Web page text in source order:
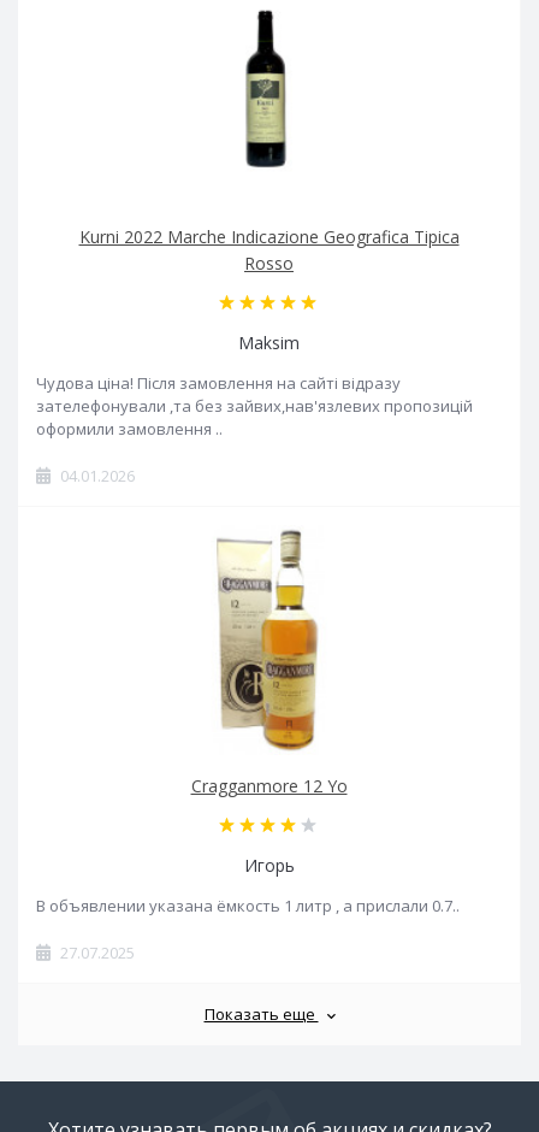
Kurni 2022 Marche Indicazione Geografica Tipica
Rosso
Maksim
Чудова ціна! Після замовлення на сайті відразу
зателефонували ,та без зайвих,нав'язлевих пропозицій
оформили замовлення ..
04.01.2026
Cragganmore 12 Yo
Игорь
В объявлении указана ёмкость 1 литр , а прислали 0.7..
27.07.2025
Показать еще